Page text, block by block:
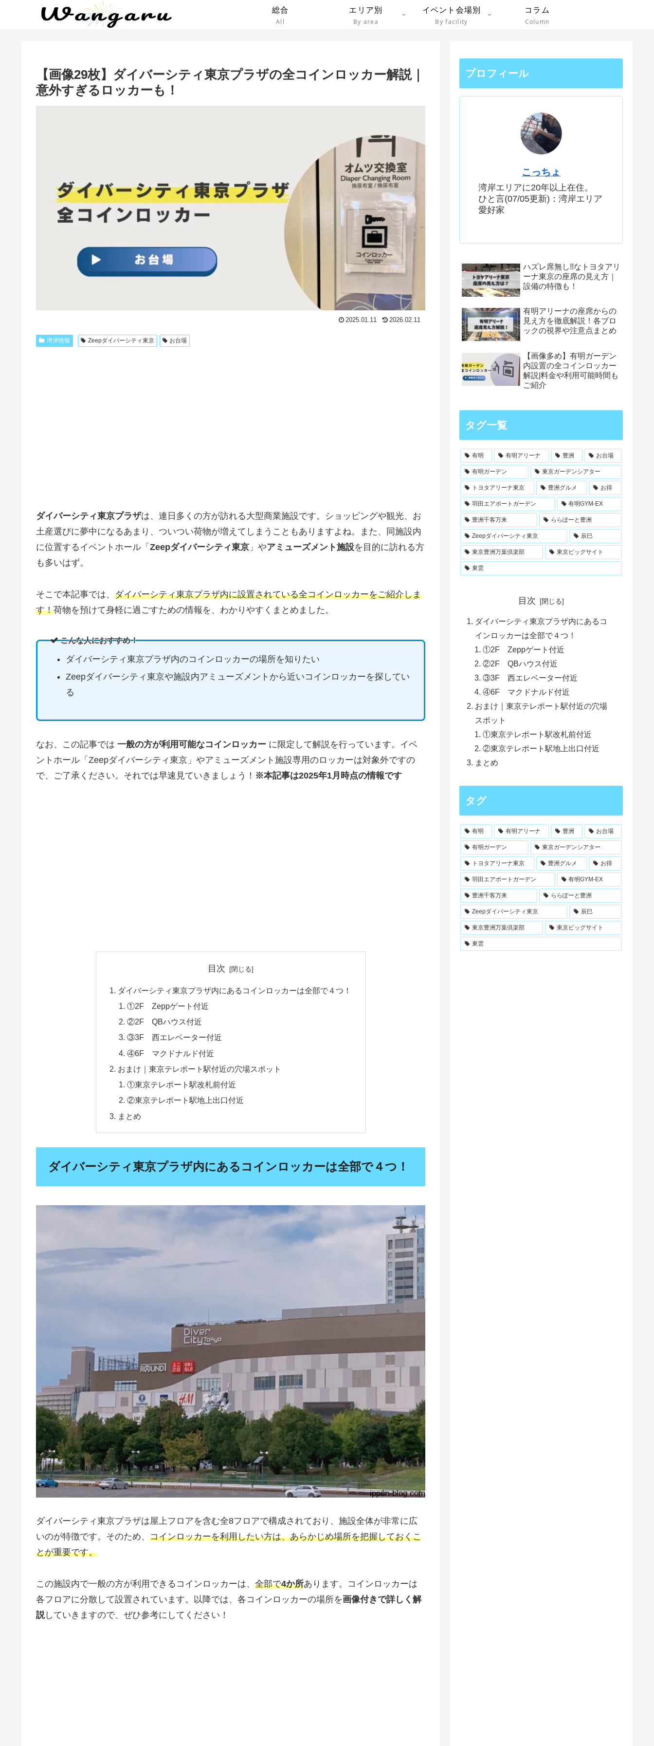
総合
All
エリア別
By area
イベント会場別
By facility
コラム
Column
【画像29枚】ダイバーシティ東京プラザの全コインロッカー解説｜
意外すぎるロッカーも！
2025.01.11 2026.02.11
湾岸情報 Zeepダイバーシティ東京 お台場
ダイバーシティ東京プラザは、連日多くの方が訪れる大型商業施設です。ショッピングや観光、お
土産選びに夢中になるあまり、ついつい荷物が増えてしまうこともありますよね。また、同施設内
に位置するイベントホール「 Zeepダイバーシティ東京 」やアミューズメント施設を目的に訪れる方
も多いはず。
そこで本記事では、 ダイバーシティ東京プラザ内に設置されている全コインロッカーをご紹介しま
す！荷物を預けて身軽に過ごすための情報を、わかりやすくまとめました。
こんな人におすすめ！
ダイバーシティ東京プラザ内のコインロッカーの場所を知りたい
Zeepダイバーシティ東京や施設内アミューズメントから近いコインロッカーを探してい
る
なお、この記事では 一般の方が利用可能なコインロッカー に限定して解説を行っています。イベ
ントホール「Zeepダイバーシティ東京」やアミューズメント施設専用のロッカーは対象外ですの
で、ご了承ください。それでは早速見ていきましょう！ ※本記事は2025年1月時点の情報です
目次
ダイバーシティ東京プラザ内にあるコインロッカーは全部で４つ！
①2F Zeppゲート付近
②2F QBハウス付近
③3F 西エレベーター付近
④6F マクドナルド付近
おまけ｜東京テレポート駅付近の穴場スポット
①東京テレポート駅改札前付近
②東京テレポート駅地上出口付近
まとめ
ダイバーシティ東京プラザ内にあるコインロッカーは全部で４つ！
ダイバーシティ東京プラザは屋上フロアを含む全8フロアで構成されており、施設全体が非常に広
いのが特徴です。そのため、 コインロッカーを利用したい方は、あらかじめ場所を把握しておくこ
とが重要です。
この施設内で一般の方が利用できるコインロッカーは、 全部で4か所あります。コインロッカーは
各フロアに分散して設置されています。以降では、各コインロッカーの場所を画像付きで詳しく解
説していきますので、ぜひ参考にしてください！
プロフィール
こっちょ
湾岸エリアに20年以上在住。
ひと言(07/05更新)：湾岸エリア
愛好家
ハズレ席無し!!なトヨタアリ
ーナ東京の座席の見え方｜
設備の特徴も！
有明アリーナの座席からの
見え方を徹底解説！各ブロ
ックの視界や注意点まとめ
【画像多め】有明ガーデン
内設置の全コインロッカー
解説|料金や利用可能時間も
ご紹介
タグ一覧
有明 有明アリーナ 豊洲 お台場
有明ガーデン 東京ガーデンシアター
トヨタアリーナ東京 豊洲グルメ お得
羽田エアポートガーデン 有明GYM-EX
豊洲千客万来 ららぽーと豊洲
Zeepダイバーシティ東京 辰巳
東京豊洲万葉倶楽部 東京ビッグサイト
東雲
目次
ダイバーシティ東京プラザ内にあるコ
インロッカーは全部で４つ！
①2F Zeppゲート付近
②2F QBハウス付近
③3F 西エレベーター付近
④6F マクドナルド付近
おまけ｜東京テレポート駅付近の穴場
スポット
①東京テレポート駅改札前付近
②東京テレポート駅地上出口付近
まとめ
タグ
有明 有明アリーナ 豊洲 お台場
有明ガーデン 東京ガーデンシアター
トヨタアリーナ東京 豊洲グルメ お得
羽田エアポートガーデン 有明GYM-EX
豊洲千客万来 ららぽーと豊洲
Zeepダイバーシティ東京 辰巳
東京豊洲万葉倶楽部 東京ビッグサイト
東雲